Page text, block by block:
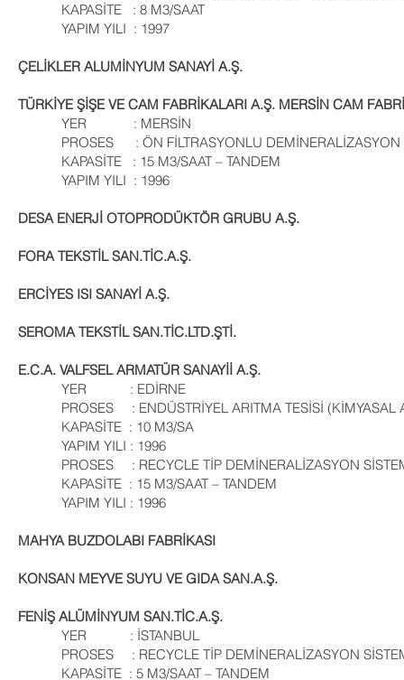
KAPASİTE : 8 M3/SAAT
YAPIM YILI : 1997
ÇELİKLER ALUMİNYUM SANAYİ A.Ş.
TÜRKİYE ŞİŞE VE CAM FABRİKALARI A.Ş. MERSİN CAM
YER : MERSİN
PROSES : ÖN FİLTRASYONLU DEMİNERALİZASYON
KAPASİTE : 15 M3/SAAT – TANDEM
YAPIM YILI : 1996
DESA ENERJİ OTOPRODÜKTÖR GRUBU A.Ş.
FORA TEKSTİL SAN.TİC.A.Ş.
ERCİYES ISI SANAYİ A.Ş.
SEROMA TEKSTİL SAN.TİC.LTD.ŞTİ.
E.C.A. VALFSEL ARMATÜR SANAYİİ A.Ş.
YER : EDİRNE
PROSES : ENDÜSTRİYEL ARITMA TESİSİ (KİMYASAL
KAPASİTE : 10 M3/SA
YAPIM YILI : 1996
PROSES : RECYCLE TİP DEMİNERALİZASYON
KAPASİTE : 15 M3/SAAT – TANDEM
YAPIM YILI : 1996
MAHYA BUZDOLABI FABRİKASI
KONSAN MEYVE SUYU VE GIDA SAN.A.Ş.
FENİŞ ALÜMİNYUM SAN.TİC.A.Ş.
YER : İSTANBUL
PROSES : RECYCLE TİP DEMİNERALİZASYON
KAPASİTE : 5 M3/SAAT – TANDEM